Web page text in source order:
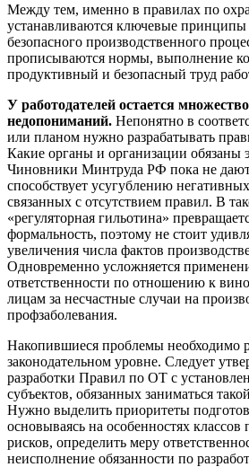
Между тем, именно в правилах по
устанавливаются ключевые принципы
безопасного производственного
прописываются нормы, выполнение
продуктивный и безопасный труд
У работодателей остается
недопониманий. Непонятно в
или планом нужно разрабатывать
Какие органы и организации обязаны
Чиновники Минтруда РФ пока не дают
способствует усугублению
связанных с отсутствием правил. В
«регуляторная гильотина»
формальность, поэтому не стоит
увеличения числа фактов
Одновременно усложняется
ответственности по отношению к
лицам за несчастные случаи на
профзаболевания.
Накопившиеся проблемы необходимо
законодательном уровне. Следует
разработки Правил по ОТ с
субъектов, обязанных заниматься
Нужно выделить приоритеты
основываясь на особенностях
рисков, определить меру
неисполнение обязанности по